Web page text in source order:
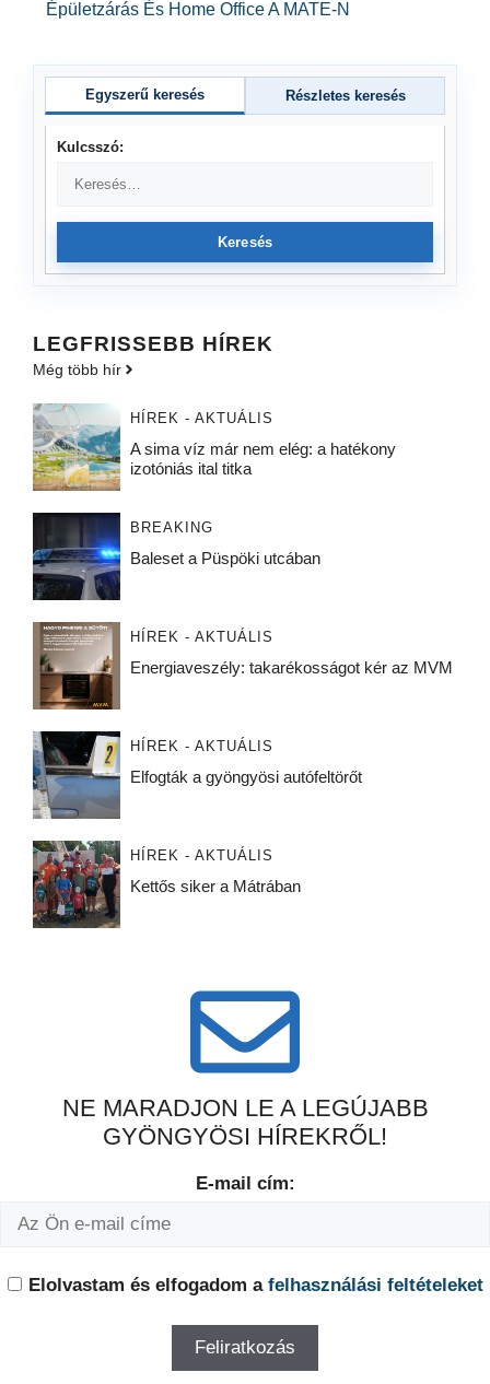
Épületzárás És Home Office A MATE-N
Egyszerű keresés Részletes keresés
Kulcsszó:
Keresés
LEGFRISSEBB HÍREK
Még több hír
HÍREK - AKTUÁLIS
A sima víz már nem elég: a hatékony
izotóniás ital titka
BREAKING
Baleset a Püspöki utcában
HÍREK - AKTUÁLIS
Energiaveszély: takarékosságot kér az MVM
HÍREK - AKTUÁLIS
Elfogták a gyöngyösi autófeltörőt
HÍREK - AKTUÁLIS
Kettős siker a Mátrában
NE MARADJON LE A LEGÚJABB
GYÖNGYÖSI HÍREKRŐL!
E-mail cím:
Elolvastam és elfogadom a felhasználási feltételeket